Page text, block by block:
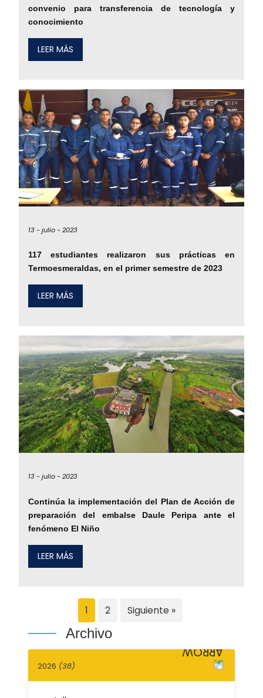
convenio para transferencia de tecnología y
conocimiento
LEER MÁS
13 -julio -2023
117 estudiantes realizaron sus prácticas en
Termoesmeraldas, en el primer semestre de 2023
LEER MÁS
13 -julio -2023
Continúa la implementación del Plan de Acción de
preparación del embalse Daule Peripa ante el
fenómeno El Niño
LEER MÁS
1 2 Siguiente »
Archivo
2026 (38)